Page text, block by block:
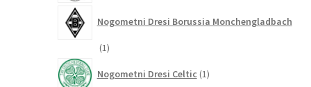
Nogometni Dresi Borussia Monchengladbach
11
Nogometni Dresi Celtic 1izdelek